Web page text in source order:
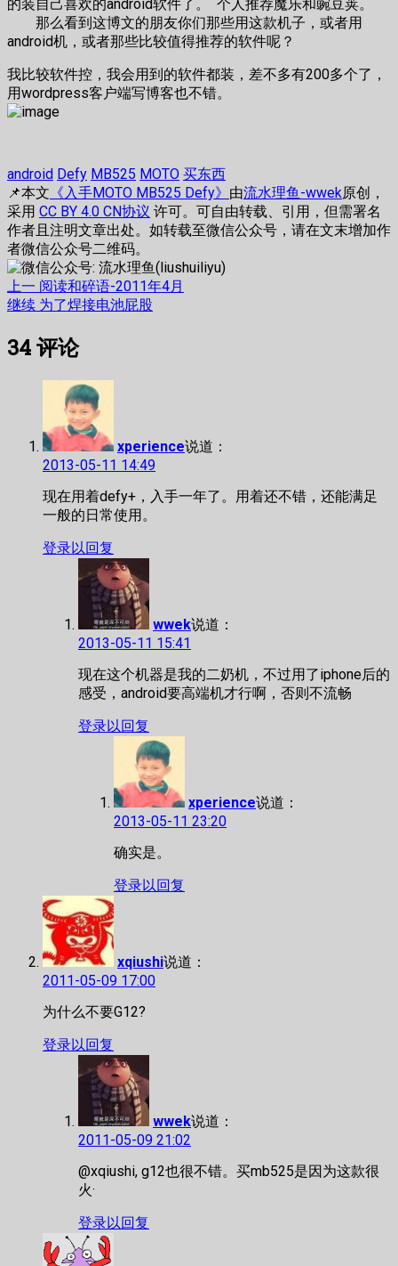
的装自己喜欢的android软件了。 个人推荐魔乐和豌豆荚。
那么看到这博文的朋友你们那些用这款机子，或者用
android机，或者那些比较值得推荐的软件呢？
我比较软件控，我会用到的软件都装，差不多有200多个了，
用wordpress客户端写博客也不错。
android Defy MB525 MOTO 买东西
📌本文 《入手MOTO MB525 Defy》 由流水理鱼-wwek原创，
采用 CC BY 4.0 CN协议 许可。可自由转载、引用，但需署名
作者且注明文章出处。如转载至微信公众号，请在文末增加作
者微信公众号二维码。
文
章
导
上一 上
篇
章：
阅读和碎语-2011年4月
继续 下
文
章：
为了焊接电池屁股
34评论
xperience说道：
2013-05-11 14:49
现在用着defy+，入手一年了。用着还不错，还能满足
一般的日常使用。
登录以回复
wwek说道：
2013-05-11 15:41
现在这个机器是我的二奶机，不过用了iphone后的
感受，android要高端机才行啊，否则不流畅
登录以回复
xperience说道：
2013-05-11 23:20
确实是。
登录以回复
xqiushi说道：
2011-05-09 17:00
为什么不要G12?
登录以回复
wwek说道：
2011-05-09 21:02
@xqiushi, g12也很不错。买mb525是因为这款很
火·
登录以回复